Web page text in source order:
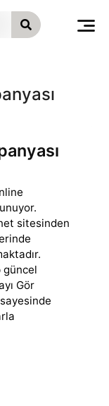
sitesinden
güncel
Gör